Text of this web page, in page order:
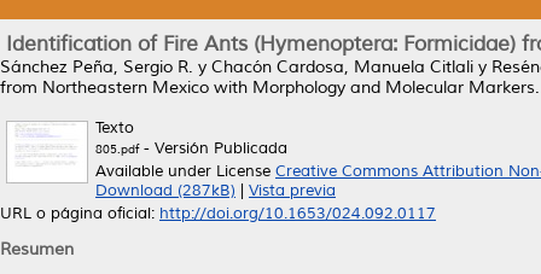
Identification of Fire Ants (Hymenoptera: Formicidae)
Sánchez Peña, Sergio R. y Chacón Cardosa, Manuela Citlali y
from Northeastern Mexico with Morphology and Molecular Markers.
Texto
805.pdf- Versión Publicada
Available under License Creative Commons Attribution
Download (287kB)
Vista previa
URL o página oficial: http://doi.org/10.1653/024.092.0117
Resumen